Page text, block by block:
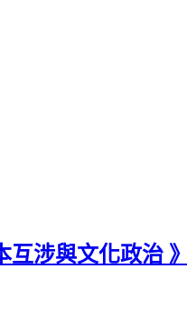
涉與文化政治 》